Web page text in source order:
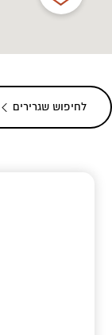
לחיפוש שגרירים